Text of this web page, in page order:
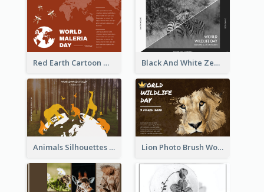
Red Earth Cartoon World Malaria Day Greeting Card Black And White Zebra World Wildlife Day Greeting Card
Animals Silhouettes World Wildlife Day Greeting Card Lion Photo Brush World Wildlife Day Greeting Card